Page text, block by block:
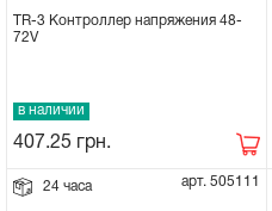
TR-3 Контроллер напряжения 48-
72V
в наличии
407.25 грн.
24 часа арт. 505111